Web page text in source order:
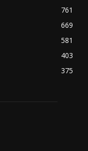
761
669
581
403
375